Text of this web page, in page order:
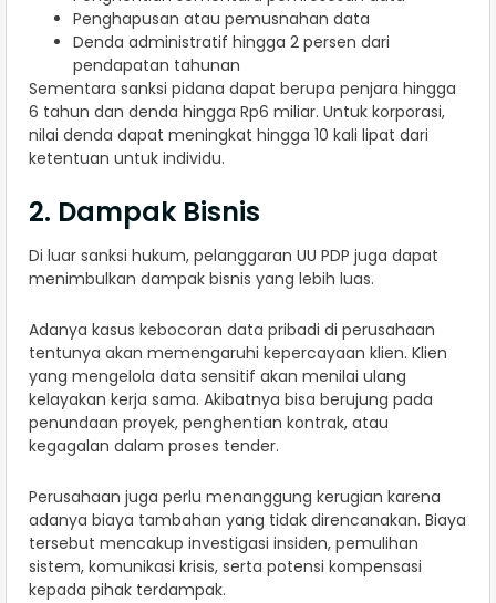
Penghapusan atau pemusnahan data
Denda administratif hingga 2 persen dari
pendapatan tahunan
Sementara sanksi pidana dapat berupa penjara hingga
6 tahun dan denda hingga Rp6 miliar. Untuk korporasi,
nilai denda dapat meningkat hingga 10 kali lipat dari
ketentuan untuk individu.
2. Dampak Bisnis
Di luar sanksi hukum, pelanggaran UU PDP juga dapat
menimbulkan dampak bisnis yang lebih luas.
Adanya kasus kebocoran data pribadi di perusahaan
tentunya akan memengaruhi kepercayaan klien. Klien
yang mengelola data sensitif akan menilai ulang
kelayakan kerja sama. Akibatnya bisa berujung pada
penundaan proyek, penghentian kontrak, atau
kegagalan dalam proses tender.
Perusahaan juga perlu menanggung kerugian karena
adanya biaya tambahan yang tidak direncanakan. Biaya
tersebut mencakup investigasi insiden, pemulihan
sistem, komunikasi krisis, serta potensi kompensasi
kepada pihak terdampak.